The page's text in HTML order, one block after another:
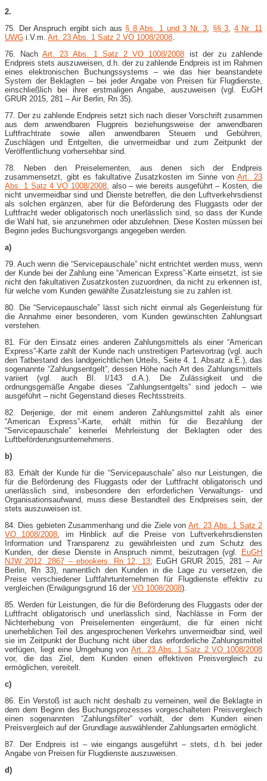
2.
75. Der Anspruch ergibt sich aus § 8 Abs. 1 und 3 Nr. 3 §§ 3
4 Nr. 11
UWG i.V.m. Art. 23 Abs. 1 Satz 2 VO 1008/2008
76. NachArt. 23 Abs. 1 Satz 2 VO 1008/2008 ist der zu zahlende
Endpreis stets auszuweisen, d.h. der zu zahlende Endpreis ist im Rahmen
eines elektronischen Buchungssystems – wie das hier beanstandete
System der Beklagten – bei jeder Angabe von Preisen für Flugdienste,
einschließlich bei ihrer erstmaligen Angabe, auszuweisen (vgl. EuGH
GRUR 2015, 281 – Air Berlin, Rn 35).
77. Der zu zahlende Endpreis setzt sich nach dieser Vorschrift zusammen
aus dem anwendbaren Flugpreis beziehungsweise der anwendbaren
Luftfrachtrate sowie allen anwendbaren Steuern und Gebühren,
Zuschlägen und Entgelten, die unvermeidbar und zum Zeitpunkt der
Veröffentlichung vorhersehbar sind.
78. Neben den Preiselementen, aus denen sich der Endpreis
zusammensetzt, gibt es fakultative Zusatzkosten im Sinne vonArt. 23
Abs. 1 Satz 4 VO 1008/2008, also – wie bereits ausgeführt – Kosten, die
nicht unvermeidbar sind und Dienste betreffen, die den Luftverkehrsdienst
als solchen ergänzen, aber für die Beförderung des Fluggasts oder der
Luftfracht weder obligatorisch noch unerlässlich sind, so dass der Kunde
die Wahl hat, sie anzunehmen oder abzulehnen. Diese Kosten müssen bei
Beginn jedes Buchungsvorgangs angegeben werden.
a)
79. Auch wenn die “Servicepauschale” nicht entrichtet werden muss, wenn
der Kunde bei der Zahlung eine “American Express”-​Karte einsetzt, ist sie
nicht den fakultativen Zusatzkosten zuzuordnen, da nicht zu erkennen ist,
für welche vom Kunden gewählte Zusatzleistung sie zu zahlen ist.
80. Die “Servicepauschale” lässt sich nicht einmal als Gegenleistung für
die Annahme einer besonderen, vom Kunden gewünschten Zahlungsart
verstehen.
81. Für den Einsatz eines anderen Zahlungsmittels als einer “American
Express”-​Karte zahlt der Kunde nach unstreitigen Parteivortrag (vgl. auch
den Tatbestand des landgerichtlichen Urteils, Seite 4. 1. Absatz a.E.), das
sogenannte “Zahlungsentgelt”, dessen Höhe nach Art des Zahlungsmittels
variiert (vgl. auch Bl. I/143 d.A.). Die Zulässigkeit und die
ordnungsgemäße Angabe dieses “Zahlungsentgelts” sind jedoch – wie
ausgeführt – nicht Gegenstand dieses Rechtsstreits.
82. Derjenige, der mit einem anderen Zahlungsmittel zahlt als einer
“American Express”-​Karte, erhält mithin für die Bezahlung der
“Servicepauschale” keinerlei Mehrleistung der Beklagten oder des
Luftbeförderungsunternehmens.
b)
83. Erhält der Kunde für die “Servicepauschale” also nur Leistungen, die
für die Beförderung des Fluggasts oder der Luftfracht obligatorisch und
unerlässlich sind, insbesondere den erforderlichen Verwaltungs- und
Organisationsaufwand, muss diese Bestandteil des Endpreises sein, der
stets auszuweisen ist.
84. Dies gebieten Zusammenhang und die Ziele von Art. 23 Abs. 1 Satz 2
VO 1008/2008 , im Hinblick auf die Preise von Luftverkehrsdiensten
Information und Transparenz zu gewährleisten und zum Schutz des
Kunden, der diese Dienste in Anspruch nimmt, beizutragen (vgl. EuGH
NJW 2012, 2867 – ebookers, Rn 12, 13; EuGH GRUR 2015, 281 – Air
Berlin, Rn 33), namentlich den Kunden in die Lage zu versetzen, die
Preise verschiedener Luftfahrtunternehmen für Flugdienste effektiv zu
vergleichen (Erwägungsgrund 16 der VO 1008/2008).
85. Werden für Leistungen, die für die Beförderung des Fluggasts oder der
Luftfracht obligatorisch und unerlässlich sind, Nachlässe in Form der
Nichterhebung von Preiselementen eingeräumt, die für einen nicht
unerheblichen Teil des angesprochenen Verkehrs unvermeidbar sind, weil
sie im Zeitpunkt der Buchung nicht über das erforderliche Zahlungsmittel
verfügen, liegt eine Umgehung von Art. 23 Abs. 1 Satz 2 VO 1008/2008
vor, die das Ziel, dem Kunden einen effektiven Preisvergleich zu
ermöglichen, vereitelt.
c)
86. Ein Verstoß ist auch nicht deshalb zu verneinen, weil die Beklagte in
dem dem Beginn des Buchungsprozesses vorgeschalteten Preisvergleich
einen sogenannten “Zahlungsfilter” vorhält, der dem Kunden einen
Preisvergleich auf der Grundlage auswählender Zahlungsarten ermöglicht.
87. Der Endpreis ist – wie eingangs ausgeführt – stets, d.h. bei jeder
Angabe von Preisen für Flugdienste auszuweisen.
d)